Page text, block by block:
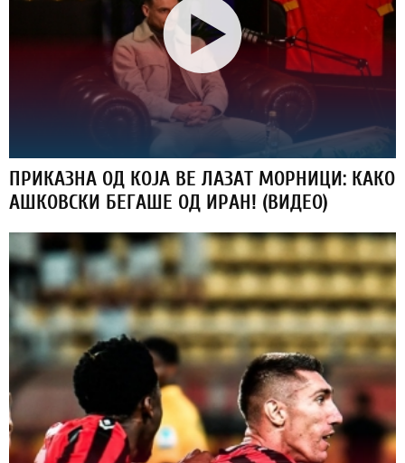
ПРИКАЗНА ОД КОЈА ВЕ ЛАЗАТ МОРНИЦИ: КАКО
АШКОВСКИ БЕГАШЕ ОД ИРАН! (ВИДЕО)